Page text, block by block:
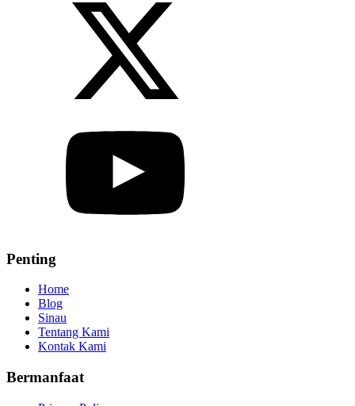
Penting
Home
Blog
Sinau
Tentang Kami
Kontak Kami
Bermanfaat